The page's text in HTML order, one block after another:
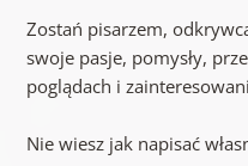
Zostań pisarzem,
swoje pasje, pomysły,
poglądach i
Nie wiesz jak napisać